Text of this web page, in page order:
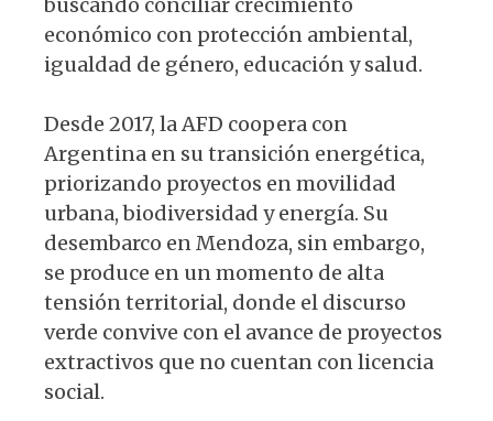
económico con protección ambiental,
igualdad de género, educación y salud.
Desde 2017, la AFD coopera con
Argentina en su transición energética,
priorizando proyectos en movilidad
urbana, biodiversidad y energía. Su
desembarco en Mendoza, sin embargo,
se produce en un momento de alta
tensión territorial, donde el discurso
verde convive con el avance de proyectos
extractivos que no cuentan con licencia
social.